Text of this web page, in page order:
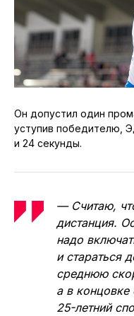
Он допустил один
уступив победителю,
и 24 секунды.
— Считаю,
дистанция.
надо
и стараться
среднюю
а в
25-летний